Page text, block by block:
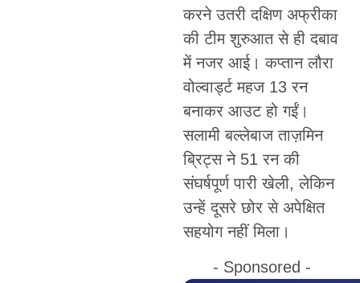
करने उतरी दक्षिण अफ्रीका
की टीम शुरुआत से ही दबाव
में नजर आई। कप्तान लौरा
वोल्वार्ड्ट महज 13 रन
बनाकर आउट हो गईं।
सलामी बल्लेबाज ताज़मिन
ब्रिट्स ने 51 रन की
संघर्षपूर्ण पारी खेली, लेकिन
उन्हें दूसरे छोर से अपेक्षित
सहयोग नहीं मिला।
- Sponsored -